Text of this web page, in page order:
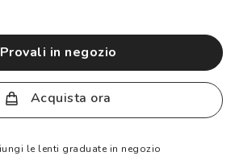
provali in negozio
Acquista ora
le lenti graduate in negozio